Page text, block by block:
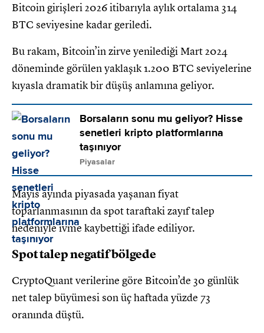
Bitcoin girişleri 2026 itibarıyla aylık ortalama 314
BTC seviyesine kadar geriledi.
Bu rakam, Bitcoin’in zirve yenilediği Mart 2024
döneminde görülen yaklaşık 1.200 BTC seviyelerine
kıyasla dramatik bir düşüş anlamına geliyor.
Borsaların sonu mu geliyor? Hisse
senetleri kripto platformlarına
taşınıyor
Piyasalar
Mayıs ayında piyasada yaşanan fiyat
toparlanmasının da spot taraftaki zayıf talep
nedeniyle ivme kaybettiği ifade ediliyor.
Spot talep negatif bölgede
CryptoQuant verilerine göre Bitcoin’de 30 günlük
net talep büyümesi son üç haftada yüzde 73
oranında düştü.